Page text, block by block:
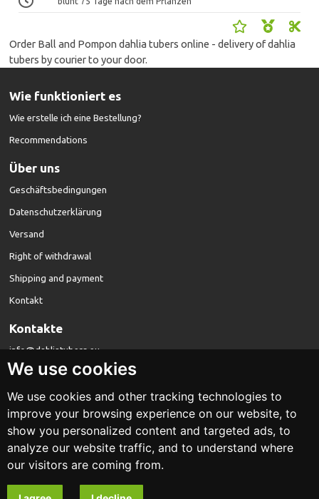
We use cookies
We use cookies and other tracking technologies to
improve your browsing experience on our website, to
show you personalized content and targeted ads, to
analyze our website traffic, and to understand where
our visitors are coming from.
Order Ball and Pompon dahlia tubers online - delivery of dahlia
tubers by courier to your door.
Wie funktioniert es
Wie erstelle ich eine Bestellung?
Recommendations
Über uns
Geschäftsbedingungen
Datenschutzerklärung
Versand
Right of withdrawal
Shipping and payment
Kontakt
Kontakte
info@dahliatubers.eu
dahliatubers.eu
Design und Entwicklung